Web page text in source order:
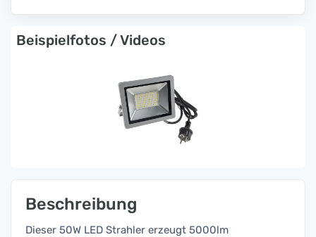
Beispielfotos / Videos
Beschreibung
Dieser 50W LED Strahler erzeugt 5000lm